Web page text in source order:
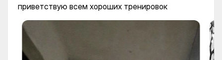
приветствую всем хороших тренировок